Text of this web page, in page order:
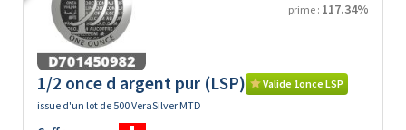
prime : 117.34%
1/2 once d argent pur (LSP)
Valide 1once LSP
issue d'un lot de 500 VeraSilver MTD